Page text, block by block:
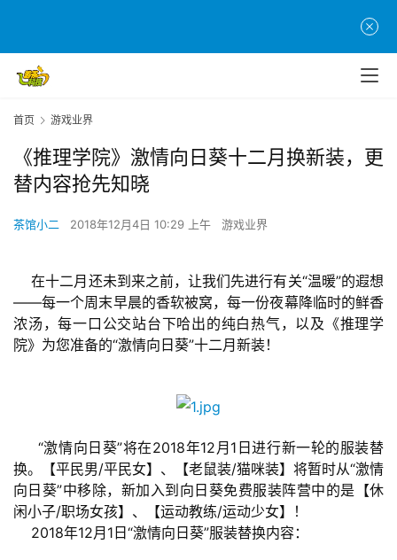
游
茶
首页 游戏业界
《推理学院》激情向日葵十二月换新装，更
替内容抢先知晓
茶馆小二 2018年12月4日 10:29 上午 游戏业界
在十二月还未到来之前，让我们先进行有关“温暖”的遐想
——每一个周末早晨的香软被窝，每一份夜幕降临时的鲜香
浓汤，每一口公交站台下哈出的纯白热气，以及《推理学
院》为您准备的“激情向日葵”十二月新装！
“激情向日葵”将在2018年12月1日进行新一轮的服装替
换。【平民男/平民女】、【老鼠装/猫咪装】将暂时从“激情
向日葵”中移除，新加入到向日葵免费服装阵营中的是【休
闲小子/职场女孩】、【运动教练/运动少女】！
2018年12月1日“激情向日葵”服装替换内容：